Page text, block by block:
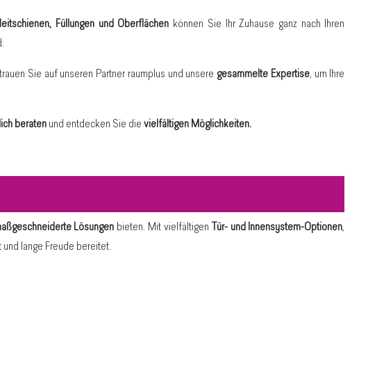
Füllungen und Oberflächen können Sie Ihr Zuhause ganz nach Ihren
Sie auf unseren Partner raumplus und unsere gesammelte Expertise, um Ihre
beraten und entdecken Sie die vielfältigen Möglichkeiten.
Lösungen bieten. Mit vielfältigen Tür- und Innensystem-Optionen,
lange Freude bereitet.